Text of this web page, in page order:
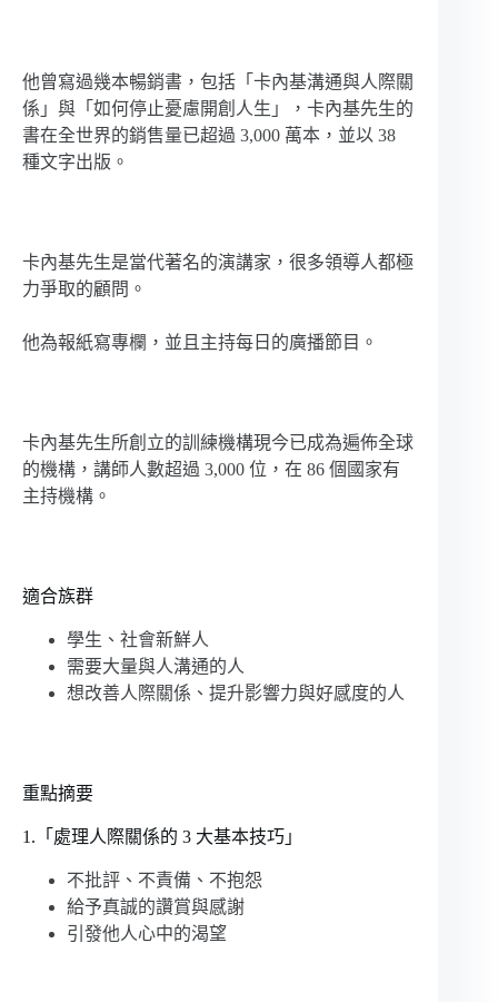
他曾寫過幾本暢銷書，包括「卡內基溝通與人際關
係」與「如何停止憂慮開創人生」，卡內基先生的
書在全世界的銷售量已超過 3,000 萬本，並以 38
種文字出版。
卡內基先生是當代著名的演講家，很多領導人都極
力爭取的顧問。
他為報紙寫專欄，並且主持每日的廣播節目。
卡內基先生所創立的訓練機構現今已成為遍佈全球
的機構，講師人數超過 3,000 位，在 86 個國家有
主持機構。
適合族群
學生、社會新鮮人
需要大量與人溝通的人
想改善人際關係、提升影響力與好感度的人
重點摘要
1.「處理人際關係的 3 大基本技巧」
不批評、不責備、不抱怨
給予真誠的讚賞與感謝
引發他人心中的渴望